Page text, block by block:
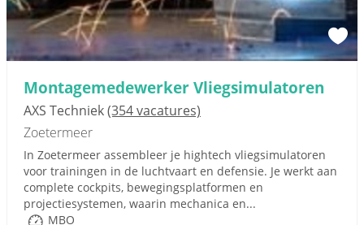
Montagemedewerker Vliegsimulatoren
AXS Techniek(354 vacatures)
Zoetermeer
In Zoetermeer assembleer je hightech vliegsimulatoren
voor trainingen in de luchtvaart en defensie. Je werkt aan
complete cockpits, bewegingsplatformen en
projectiesystemen, waarin mechanica en...
MBO